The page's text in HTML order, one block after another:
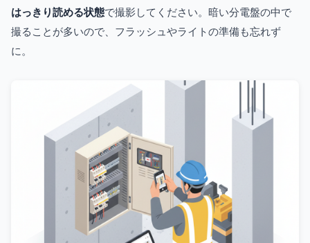
はっきり読める状態で撮影してください。暗い分電盤の中で
撮ることが多いので、フラッシュやライトの準備も忘れず
に。